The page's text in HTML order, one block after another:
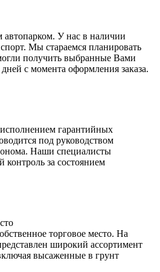
У нас в наличии
Мы стараемся планировать
получить выбранные Вами
с момента оформления заказа.
гарантийных
под руководством
Наши специалисты
контроль за состоянием
торговое место. На
широкий ассортимент
высаженные в грунт